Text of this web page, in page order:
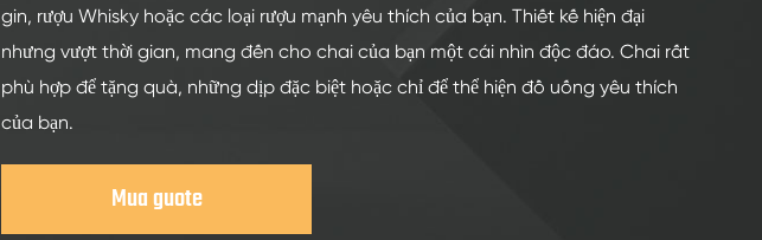
gin, rượu Whisky hoặc các loại rượu mạnh yêu thích của bạn. Thiết kế hiện đại
nhưng vượt thời gian, mang đến cho chai của bạn một cái nhìn độc đáo. Chai rất
phù hợp để tặng quà, những dịp đặc biệt hoặc chỉ để thể hiện đồ uống yêu thích
của bạn.
Mua guote